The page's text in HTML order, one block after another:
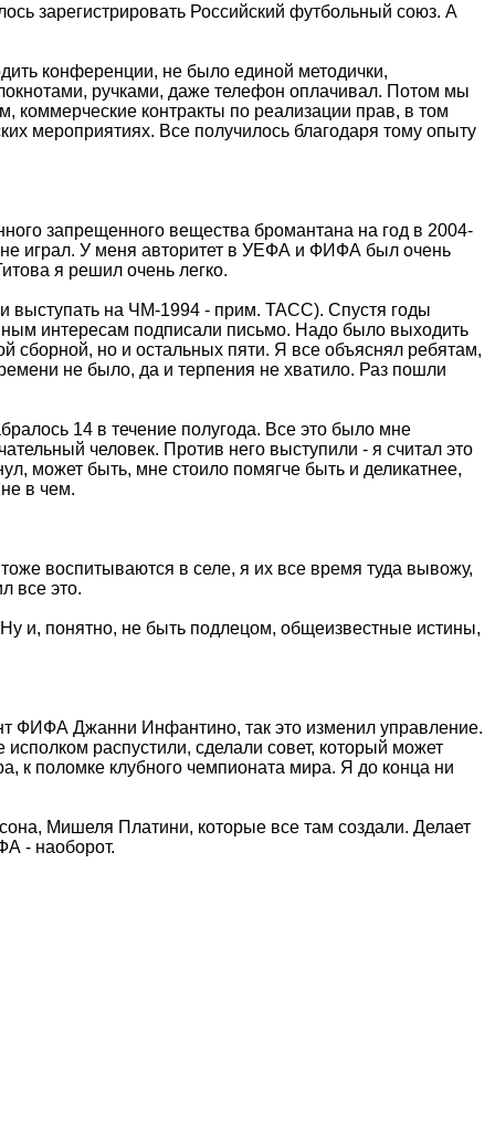
зарегистрировать Российский футбольный союз. А
конференции, не было единой методички,
ручками, даже телефон оплачивал. Потом мы
контракты по реализации прав, в том
мероприятиях. Все получилось благодаря тому опыту
запрещенного вещества бромантана на год в 2004-
играл. У меня авторитет в УЕФА и ФИФА был очень
я решил очень легко.
выступать на ЧМ-1994 - прим. ТАСС). Спустя годы
интересам подписали письмо. Надо было выходить
сборной, но и остальных пяти. Я все объяснял ребятам,
не было, да и терпения не хватило. Раз пошли
14 в течение полугода. Все это было мне
человек. Против него выступили - я считал это
может быть, мне стоило помягче быть и деликатнее,
в чем.
воспитываются в селе, я их все время туда вывожу,
все это.
и, понятно, не быть подлецом, общеизвестные истины,
ФИФА Джанни Инфантино, так это изменил управление.
распустили, сделали совет, который может
к поломке клубного чемпионата мира. Я до конца ни
Мишеля Платини, которые все там создали. Делает
- наоборот.